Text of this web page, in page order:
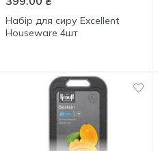
Набір для сиру Excellent
Houseware 4шт